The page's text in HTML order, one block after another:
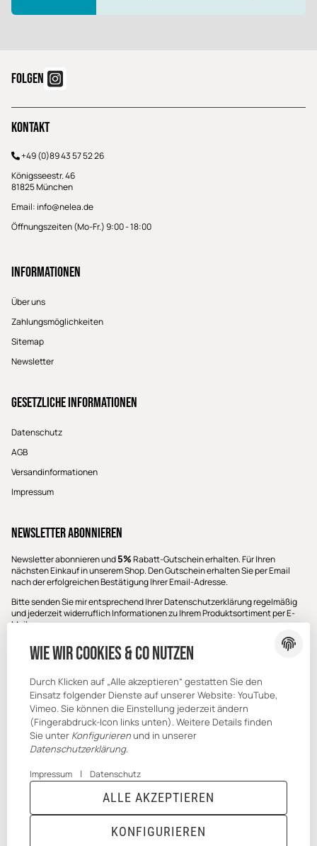
FOLGEN
Kontakt
+49 (0)89 43 57 52 26
Königsseestr. 46
81825 München
Email: info@nelea.de
Öffnungszeiten (Mo-Fr.) 9:00 - 18:00
Informationen
Über uns
Zahlungsmöglichkeiten
Sitemap
Newsletter
Gesetzliche Informationen
Datenschutz
AGB
Versandinformationen
Impressum
Newsletter Abonnieren
Newsletter abonnieren und5%Rabatt-Gutschein erhalten. Für Ihren
nächsten Einkauf in unserem Shop. Den Gutschein erhalten Sie per Email
nach der erfolgreichen Bestätigung Ihrer Email-Adresse.
Bitte senden Sie mir entsprechend IhrerDatenschutzerklärungregelmäßig
und jederzeit widerruflich Informationen zu Ihrem Produktsortiment per E-
Mail zu.
E-Mail-Adresse
* Alle Preise inkl. gesetzlicher USt., zzgl.Versand
JTL-Shop| TECHNIK JTL-Shop Template
Wie wir Cookies & Co nutzen
Durch Klicken auf „Alle akzeptieren“ gestatten Sie den
Einsatz folgender Dienste auf unserer Website: YouTube,
Vimeo. Sie können die Einstellung jederzeit ändern
(Fingerabdruck-Icon links unten). Weitere Details finden
Sie unter Konfigurierenund in unserer
Datenschutzerklärung.
Impressum | Datenschutz
KONFIGURIEREN
ALLE AKZEPTIEREN